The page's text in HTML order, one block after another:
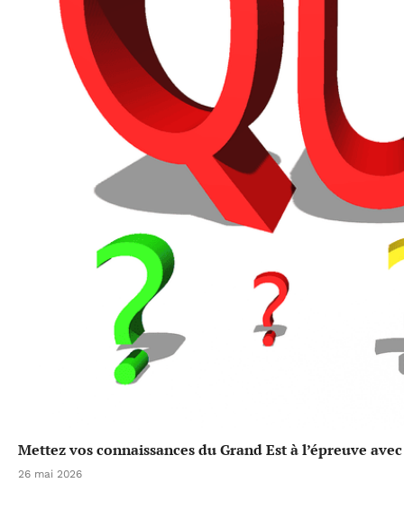
Mettez vos connaissances du Grand Est à l’épreuve
26 mai 2026